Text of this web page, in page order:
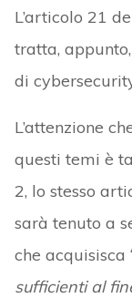
L’articolo 21
tratta,
di
L’attenzione
questi temi è
2, lo stesso
sarà tenuto a
che acquisisca
sufficienti al